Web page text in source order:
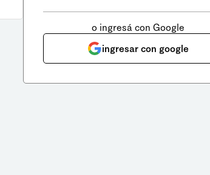
o ingresá con Google
ingresar con google